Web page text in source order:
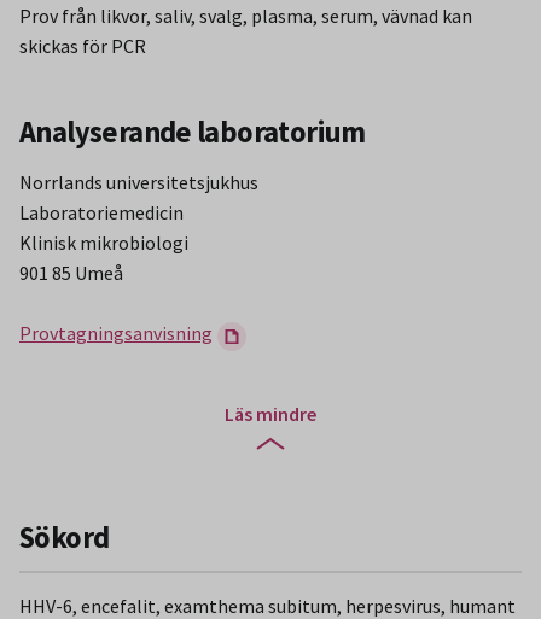
Prov från likvor, saliv, svalg, plasma, serum, vävnad kan
skickas för PCR
Analyserande laboratorium
Norrlands universitetsjukhus
Laboratoriemedicin
Klinisk mikrobiologi
901 85 Umeå
Provtagningsanvisning
Läs mindre
Sökord
HHV-6, encefalit, examthema subitum, herpesvirus, humant